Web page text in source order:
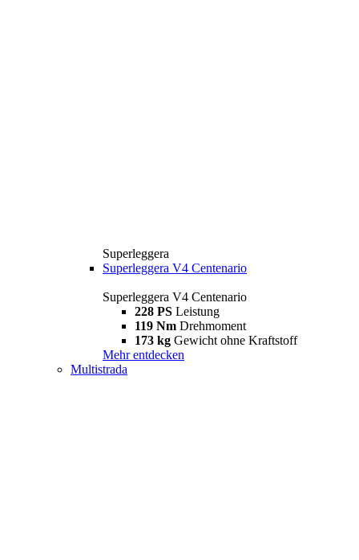
Superleggera
Superleggera V4 Centenario
Superleggera V4 Centenario
228 PS Leistung
119 Nm Drehmoment
173 kg Gewicht ohne Kraftstoff
Mehr entdecken
Multistrada